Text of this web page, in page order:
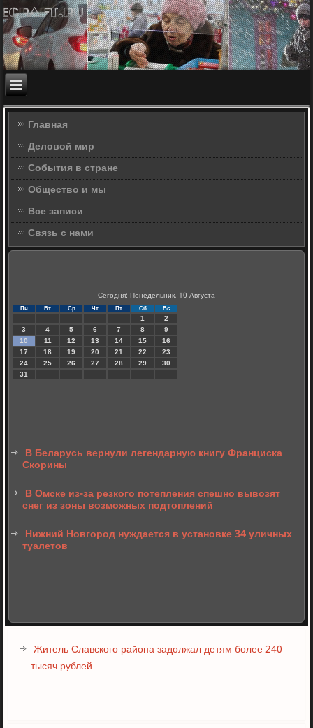
Главная
Деловой мир
События в стране
Общество и мы
Все записи
Связь с нами
Сегодня: Понедельник, 10 Августа
Пн Вт Ср Чт Пт Сб Вс
1
2
3
4 5 6 7 8
9
10
11 12 13 14 15
16
17
18 19 20 21 22
23
24
25 26 27 28 29
30
31
В Беларусь вернули легендарную книгу Франциска
Скорины
В Омске из-за резкого потепления спешно вывозят
снег из зоны возможных подтоплений
Нижний Новгород нуждается в установке 34 уличных
туалетов
Житель Славского района задолжал детям более 240
тысяч рублей